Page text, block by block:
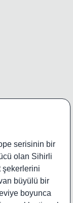
serisinin bir
olan Sihirli
şekerlerini
büyülü bir
boyunca